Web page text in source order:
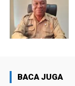
BACA JUGA